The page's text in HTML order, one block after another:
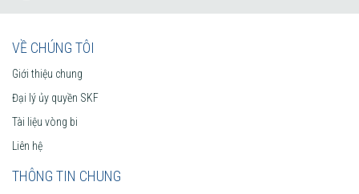
VỀ CHÚNG TÔI
Giới thiệu chung
Đại lý ủy quyền SKF
Tài liệu vòng bi
Liên hệ
THÔNG TIN CHUNG